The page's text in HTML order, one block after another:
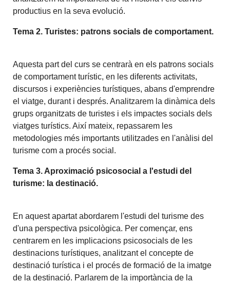
productius en la seva evolució.
Tema 2. Turistes: patrons socials de comportament.
Aquesta part del curs se centrarà en els patrons socials
de comportament turístic, en les diferents activitats,
discursos i experiències turístiques, abans d'emprendre
el viatge, durant i després. Analitzarem la dinàmica dels
grups organitzats de turistes i els impactes socials dels
viatges turístics. Així mateix, repassarem les
metodologies més importants utilitzades en l'anàlisi del
turisme com a procés social.
Tema 3. Aproximació psicosocial a l'estudi del
turisme: la destinació.
En aquest apartat abordarem l'estudi del turisme des
d'una perspectiva psicològica. Per començar, ens
centrarem en les implicacions psicosocials de les
destinacions turístiques, analitzant el concepte de
destinació turística i el procés de formació de la imatge
de la destinació. Parlarem de la importància de la